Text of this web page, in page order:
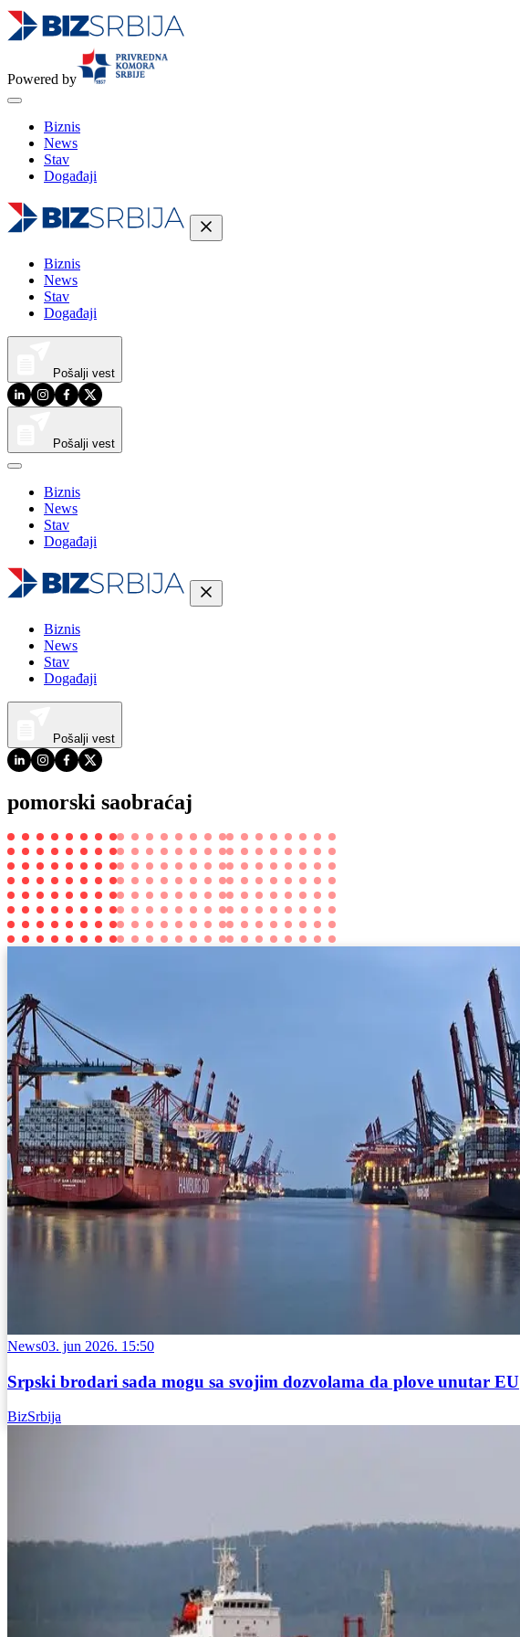
Powered by
Biznis
News
Stav
Događaji
Biznis
News
Stav
Događaji
Pošalji vest
Pošalji vest
Biznis
News
Stav
Događaji
Biznis
News
Stav
Događaji
Pošalji vest
pomorski saobraćaj
News03. jun 2026. 15:50
Srpski brodari sada mogu sa svojim dozvolama da plove unutar EU
BizSrbija